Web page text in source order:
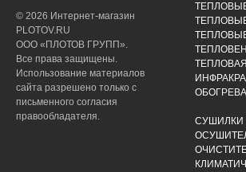
© 2026 Интернет-магазин
PLOTOV.RU
ООО «ПЛОТОВ ГРУПП».
Все права защищены.
Использование материалов
сайта разрешено только с
письменного согласия
правообладателя.
СУШИЛКИ